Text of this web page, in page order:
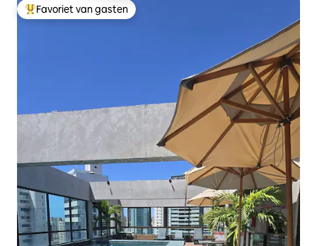
Topfavoriet van gasten
Favoriet van gasten